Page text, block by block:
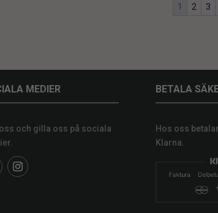
1 2 3
MEDIER
och gilla oss på sociala
BETALA
Hos oss
Klarna.